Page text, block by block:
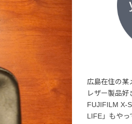
広島在住の某
レザー製品好
FUJIFILM X-
LIFE」もやっ